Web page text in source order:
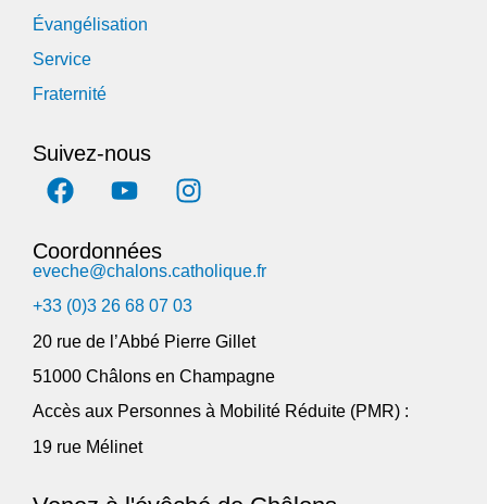
Évangélisation
Service
Fraternité
Suivez-nous
Coordonnées
eveche@chalons.catholique.fr
+33 (0)3 26 68 07 03
20 rue de l’Abbé Pierre Gillet
51000 Châlons en Champagne
Accès aux Personnes à Mobilité Réduite (PMR) :
19 rue Mélinet